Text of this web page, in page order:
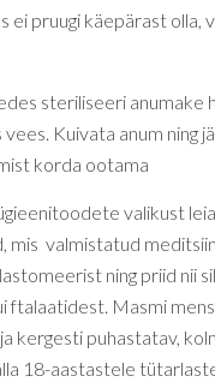
ei pruugi käepärast olla,
steriliseeri anumake
Kuivata anum ning
korda ootama
valikust
mis valmistatud
ning priid nii
ftalaatidest. Masmi
kergesti puhastatav,
18-aastastele